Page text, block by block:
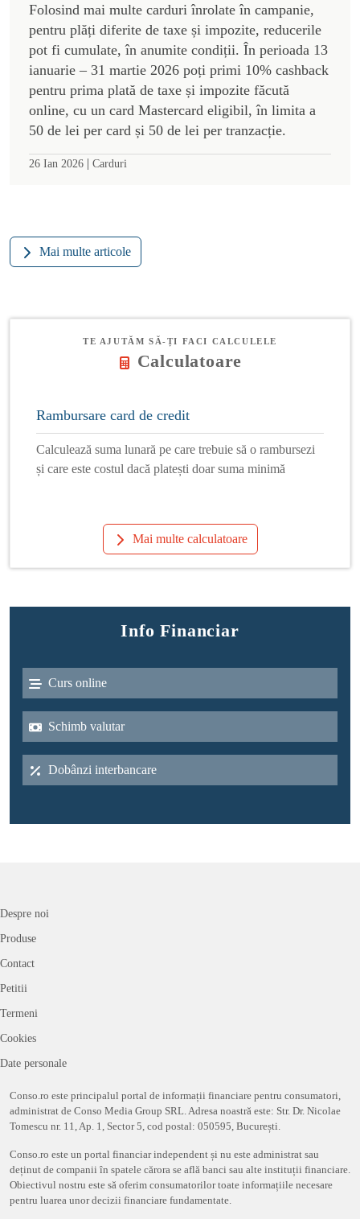
Folosind mai multe carduri înrolate în campanie,
pentru plăți diferite de taxe și impozite, reducerile
pot fi cumulate, în anumite condiții. În perioada 13
ianuarie – 31 martie 2026 poți primi 10% cashback
pentru prima plată de taxe și impozite făcută
online, cu un card Mastercard eligibil, în limita a
50 de lei per card și 50 de lei per tranzacție.
26 Ian 2026 | Carduri
Mai multe articole
TE AJUTĂM SĂ-ȚI FACI CALCULELE
Calculatoare
Rambursare card de credit
Calculează suma lunară pe care trebuie să o rambursezi
și care este costul dacă platești doar suma minimă
Mai multe calculatoare
Info Financiar
Curs online
Schimb valutar
Dobânzi interbancare
Despre noi
Produse
Contact
Petitii
Termeni
Cookies
Date personale
Conso.ro este principalul portal de informații financiare pentru consumatori,
administrat de Conso Media Group SRL. Adresa noastră este: Str. Dr. Nicolae
Tomescu nr. 11, Ap. 1, Sector 5, cod postal: 050595, București.
Conso.ro este un portal financiar independent și nu este administrat sau
deținut de companii în spatele cărora se află banci sau alte instituții financiare.
Obiectivul nostru este să oferim consumatorilor toate informațiile necesare
pentru luarea unor decizii financiare fundamentate.